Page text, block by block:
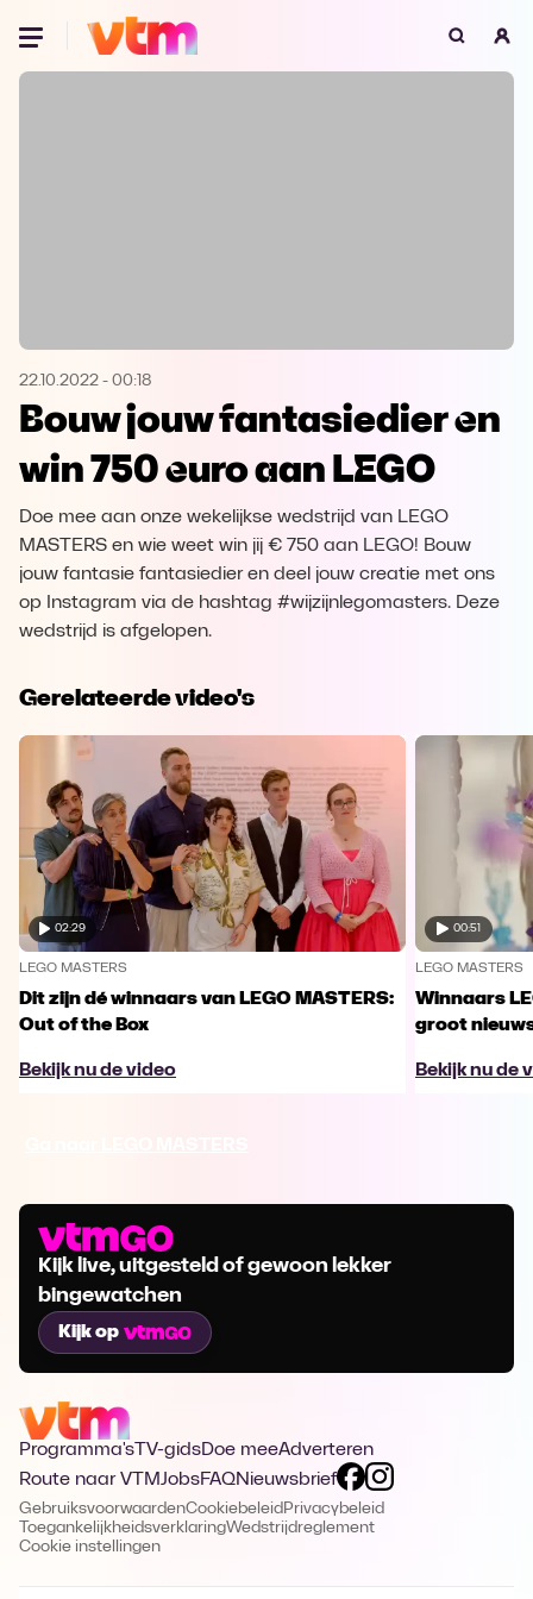
Oeps, browser niet ondersteund
Microsoft Edge Download
Opera Download
22.10.2022 - 00:18
Bouw jouw fantasiedier en
win 750 euro aan LEGO
Doe mee aan onze wekelijkse wedstrijd van LEGO
MASTERS en wie weet win jij € 750 aan LEGO! Bouw
jouw fantasie fantasiedier en deel jouw creatie met ons
op Instagram via de hashtag #wijzijnlegomasters. Deze
wedstrijd is afgelopen.
Gerelateerde video's
02:29
LEGO MASTERS
Dit zijn dé winnaars van LEGO MASTERS:
Out of the Box
Bekijk nu de video
00:51
LEGO MASTERS
Winnaars
groot
Bekijk nu de
Kijk live, uitgesteld of gewoon lekker
bingewatchen
Kijk op
Programma's TV-gidsDoe meeAdverteren
Route naar VTMJobsFAQNieuwsbrief
GebruiksvoorwaardenCookiebeleid Privacybeleid
ToegankelijkheidsverklaringWedstrijdreglement
Cookie instellingen